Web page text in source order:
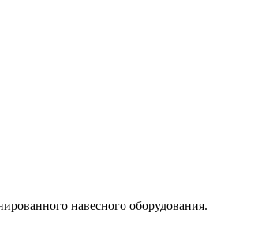
навесного оборудования.